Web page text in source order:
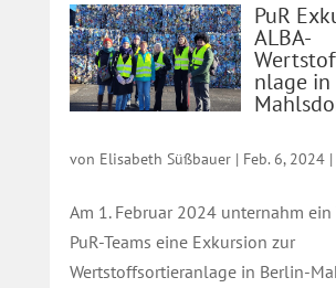
PuR
ALBA-
nlage
von Elisabeth Süßbauer| Feb. 6, 2024|
Am 1. Februar 2024 unternahm ein
PuR-Teams eine Exkursion zur
Wertstoffsortieranlage in Berlin-